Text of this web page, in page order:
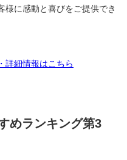
に感動と喜びをご提供でき
細情報はこちら
めランキング第3